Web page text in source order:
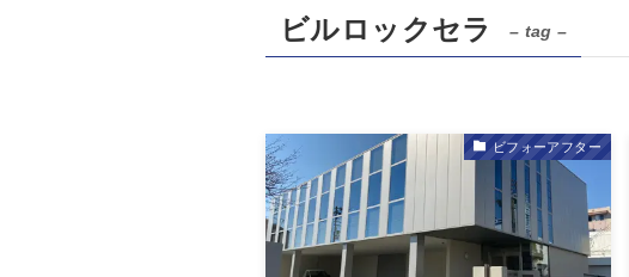
ビルロックセラ – tag –
ビフォーアフター